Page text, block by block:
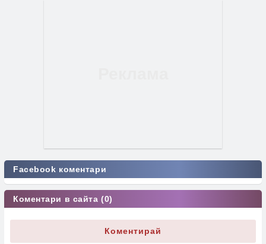
Facebook коментари
Коментари в сайта (0)
Коментирай